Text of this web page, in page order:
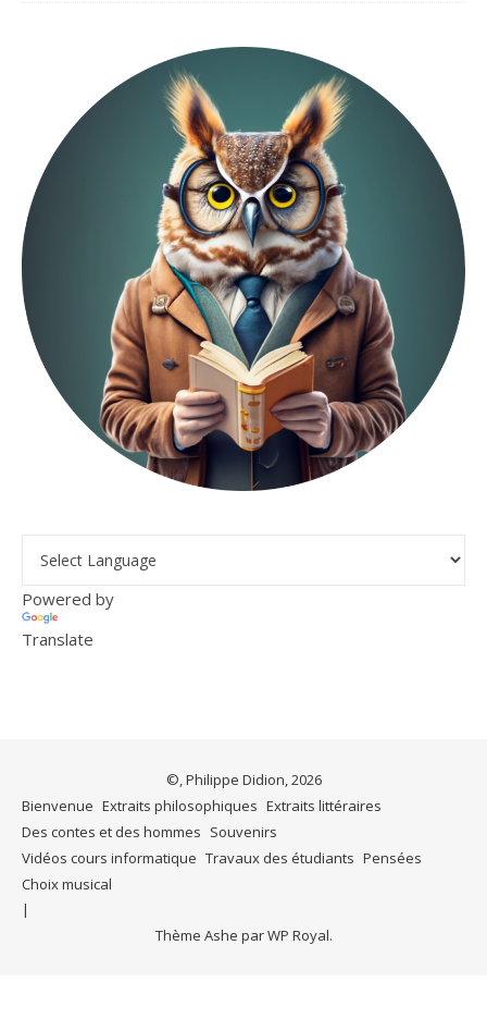
Powered by
Translate
©, Philippe Didion, 2026
Bienvenue Extraits philosophiques Extraits littéraires
Des contes et des hommes Souvenirs
Vidéos cours informatique Travaux des étudiants Pensées
Choix musical
Thème Ashe parWP Royal.